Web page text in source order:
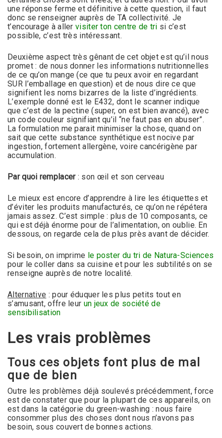
une réponse ferme et définitive à cette question, il faut
donc se renseigner auprès de TA collectivité. Je
t’encourage à allervisiter ton centre de tri si c’est
possible, c’est très intéressant.
Deuxième aspect très gênant de cet objet est qu’il nous
promet : de nous donner les informations nutritionnelles
de ce qu’on mange (ce que tu peux avoir en regardant
SUR l’emballage en question) et de nous dire ce que
signifient les noms bizarres de la liste d’ingrédients.
L’exemple donné est le E432, dont le scanner indique
que c’est de la pectine (super, on est bien avancé), avec
un code couleur signifiant qu’il “ne faut pas en abuser”.
La formulation me parait minimiser la chose, quand on
sait que cette substance synthétique est nocive par
ingestion, fortement allergène, voire cancérigène par
accumulation.
Par quoi remplacer: son œil et son cerveau
Le mieux est encore d’apprendre à lire les étiquettes et
d’éviter les produits manufacturés, ce qu’on ne répétera
jamais assez. C’est simple : plus de 10 composants, ce
qui est déjà énorme pour de l’alimentation, on oublie. En
dessous, on regarde cela de plus près avant de décider.
Si besoin, on imprime le poster du tri de Natura-Sciences
pour le coller dans sa cuisine et pour les subtilités on se
renseigne auprès de notre localité.
Alternative : pour éduquer les plus petits tout en
s’amusant, offre leur un jeux de société de
sensibilisation
Les vrais problèmes
Tous ces objets font plus de mal
que de bien
Outre les problèmes déjà soulevés précédemment, force
est de constater que pour la plupart de ces appareils, on
est dans la catégorie du green-washing : nous faire
consommer plus des choses dont nous n’avons pas
besoin, sous couvert de bonnes actions.